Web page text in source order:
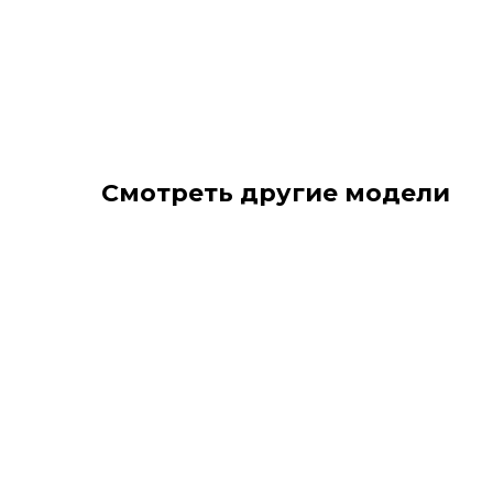
Смотреть другие модели